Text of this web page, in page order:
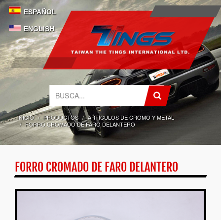
ESPAÑOL
ENGLISH
INICIO PRODUCTOS
ARTÍCULOS DE CROMO Y METAL
FORRO CROMADO DE FARO DELANTERO
FORRO CROMADO DE FARO DELANTERO